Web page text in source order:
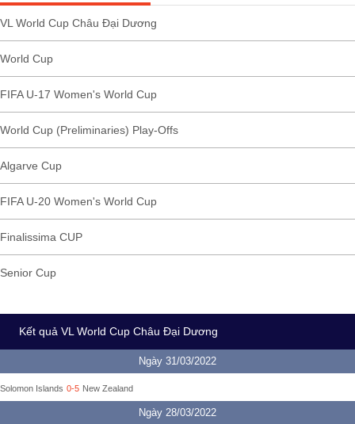
VL World Cup Châu Đại Dương
World Cup
FIFA U-17 Women's World Cup
World Cup (Preliminaries) Play-Offs
Algarve Cup
FIFA U-20 Women's World Cup
Finalissima CUP
Senior Cup
Kết quả VL World Cup Châu Đại Dương
Ngày 31/03/2022
Solomon Islands 0-5 New Zealand
Ngày 28/03/2022